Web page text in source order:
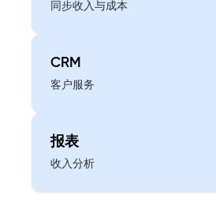
同步收入与成本
CRM
客户服务
报表
收入分析